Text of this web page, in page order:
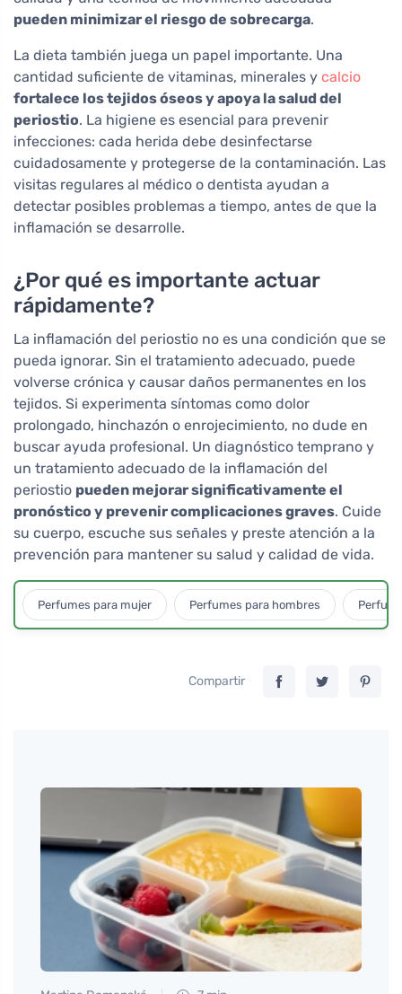
pueden minimizar el riesgo de sobrecarga.
La dieta también juega un papel importante. Una
cantidad suficiente de vitaminas, minerales y calcio
fortalece los tejidos óseos y apoya la salud del
periostio. La higiene es esencial para prevenir
infecciones: cada herida debe desinfectarse
cuidadosamente y protegerse de la contaminación. Las
visitas regulares al médico o dentista ayudan a
detectar posibles problemas a tiempo, antes de que la
inflamación se desarrolle.
¿Por qué es importante actuar
rápidamente?
La inflamación del periostio no es una condición que se
pueda ignorar. Sin el tratamiento adecuado, puede
volverse crónica y causar daños permanentes en los
tejidos. Si experimenta síntomas como dolor
prolongado, hinchazón o enrojecimiento, no dude en
buscar ayuda profesional. Un diagnóstico temprano y
un tratamiento adecuado de la inflamación del
periostio pueden mejorar significativamente el
pronóstico y prevenir complicaciones graves. Cuide
su cuerpo, escuche sus señales y preste atención a la
prevención para mantener su salud y calidad de vida.
Perfumes para mujer Perfumes para hombres
Compartir